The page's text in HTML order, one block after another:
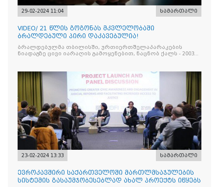
29-02-2024 11:04 სამართალი
VIDEO/ 21 წლის გოგონას მკვლელობაში
ბრალდებული პირი დაკავებულია!
ბრალდებულმა თბილისში, ურთიერთშელაპარაკების
ნიადაგზე ცივი იარაღის გამოყენებით, ნაცნობ ქალს - 2003
23-02-2024 13:33 სამართალი
ევროკავშირი საქართველოში მართლმსაჯულების
სისტემის გასაუმჯობესებლად ახალ პროექტს იწყებს